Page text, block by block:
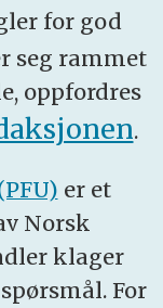
for god
seg rammet
oppfordres
.
er et
Norsk
klager
For